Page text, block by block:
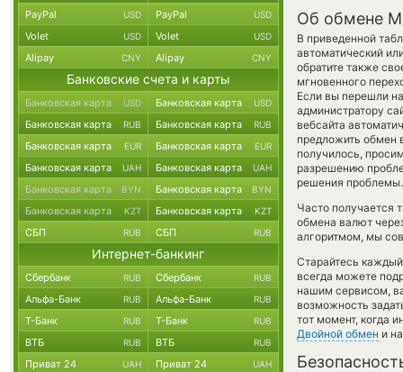
Об обмене
В приведенной
автоматический
обратите также
мгновенного
Если вы перешли
администратору
вебсайта
предложить обмен
получилось,
разрешению
решения проблемы.
Часто получается
обмена валют
алгоритмом, мы
Старайтесь
всегда можете
нашим сервисом,
возможность
тот момент, когда
Двойной обмен и
PayPal USD PayPal USD
Volet USD Volet USD
Alipay CNY Alipay CNY
Банковские счета и карты
Банковская карта USD Банковская карта USD
Банковская карта RUB Банковская карта RUB
Банковская карта EUR Банковская карта EUR
Банковская карта UAH Банковская карта UAH
Банковская карта BYN Банковская карта BYN
Банковская карта KZT Банковская карта KZT
СБП RUB СБП RUB
Интернет-банкинг
Сбербанк RUB Сбербанк RUB
Альфа-Банк RUB Альфа-Банк RUB
Т-Банк RUB Т-Банк RUB
ВТБ RUB ВТБ RUB
Приват 24 UAH Приват 24 UAH